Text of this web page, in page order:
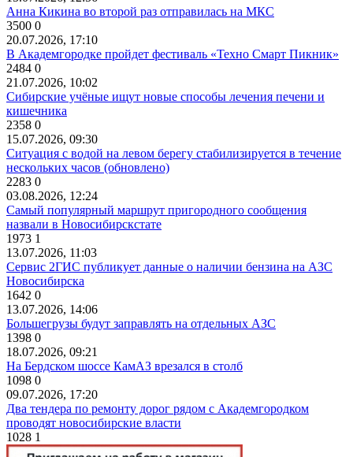
Анна Кикина во второй раз отправилась на МКС
3500 0
20.07.2026, 17:10
В Академгородке пройдет фестиваль «Техно Смарт Пикник»
2484 0
21.07.2026, 10:02
Сибирские учёные ищут новые способы лечения печени и
кишечника
2358 0
15.07.2026, 09:30
Ситуация с водой на левом берегу стабилизируется в течение
нескольких часов (обновлено)
2283 0
03.08.2026, 12:24
Самый популярный маршрут пригородного сообщения
назвали в Новосибирскстате
1973 1
13.07.2026, 11:03
Сервис 2ГИС публикует данные о наличии бензина на АЗС
Новосибирска
1642 0
13.07.2026, 14:06
Большегрузы будут заправлять на отдельных АЗС
1398 0
18.07.2026, 09:21
На Бердском шоссе КамАЗ врезался в столб
1098 0
09.07.2026, 17:20
Два тендера по ремонту дорог рядом с Академгородком
проводят новосибирские власти
1028 1